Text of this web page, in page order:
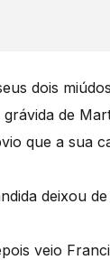
dois
de
que a sua
deixou de
veio